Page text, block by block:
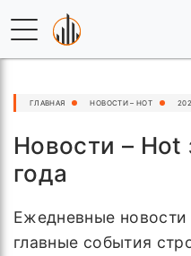
ГЛАВНАЯ НОВОСТИ – HOT
Новости – Hot
года
Ежедневные новости
главные события